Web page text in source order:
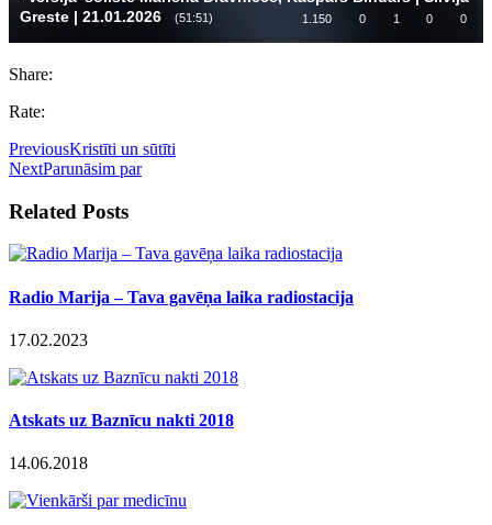
Share:
Rate:
PreviousKristīti un sūtīti
NextParunāsim par
Related Posts
Radio Marija – Tava gavēņa laika radiostacija
17.02.2023
Atskats uz Baznīcu nakti 2018
14.06.2018